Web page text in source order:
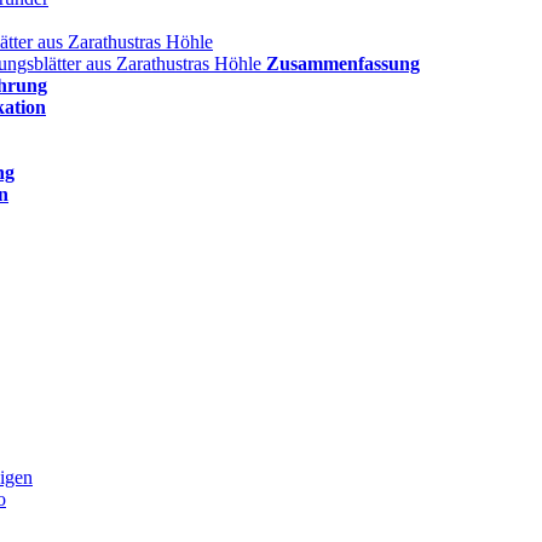
aus Zarathustras Höhle
aus Zarathustras Höhle Zusammenfassung